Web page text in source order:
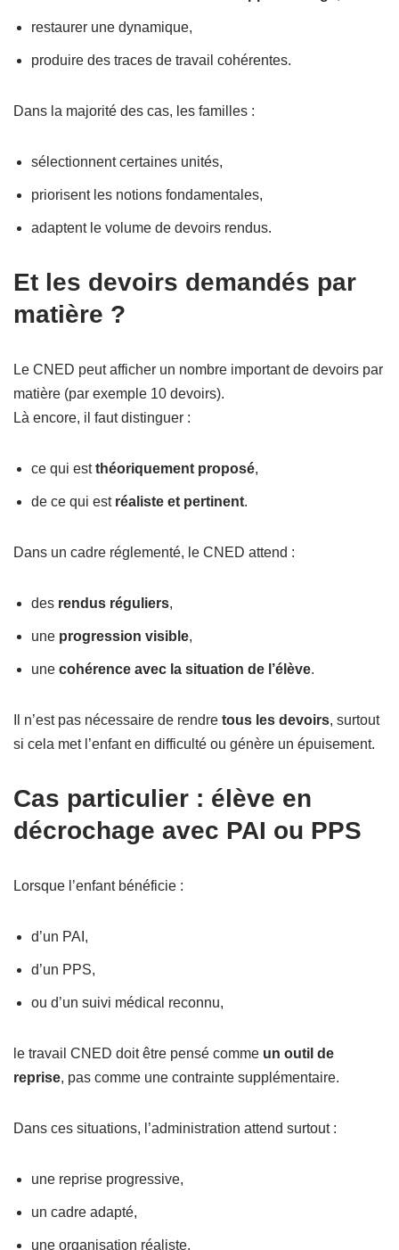
restaurer une dynamique,
produire des traces de travail cohérentes.
Dans la majorité des cas, les familles :
sélectionnent certaines unités,
priorisent les notions fondamentales,
adaptent le volume de devoirs rendus.
Et les devoirs demandés par
matière ?
Le CNED peut afficher un nombre important de devoirs par
matière (par exemple 10 devoirs).
Là encore, il faut distinguer :
ce qui estthéoriquement proposé,
de ce qui est réaliste et pertinent.
Dans un cadre réglementé, le CNED attend :
des rendus réguliers,
une progression visible,
une cohérence avec la situation de l’élève.
Il n’est pas nécessaire de rendre tous les devoirs, surtout
si cela met l’enfant en difficulté ou génère un épuisement.
Cas particulier : élève en
décrochage avec PAI ou PPS
Lorsque l’enfant bénéficie :
d’un PAI,
d’un PPS,
ou d’un suivi médical reconnu,
le travail CNED doit être pensé comme un outil de
reprise, pas comme une contrainte supplémentaire.
Dans ces situations, l’administration attend surtout :
une reprise progressive,
un cadre adapté,
une organisation réaliste.